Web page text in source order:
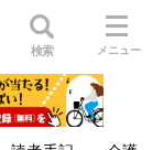
検索 メニュー